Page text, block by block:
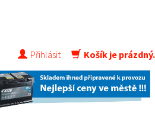
Přihlásit Košík je prázdný.